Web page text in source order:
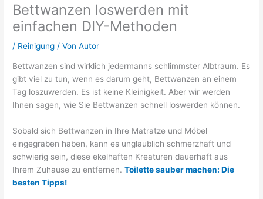
Bettwanzen loswerden mit
einfachen DIY-Methoden
/ Reinigung / VonAutor
Bettwanzen sind wirklich jedermanns schlimmster Albtraum. Es
gibt viel zu tun, wenn es darum geht, Bettwanzen an einem
Tag loszuwerden. Es ist keine Kleinigkeit. Aber wir werden
Ihnen sagen, wie Sie Bettwanzen schnell loswerden können.
Sobald sich Bettwanzen in Ihre Matratze und Möbel
eingegraben haben, kann es unglaublich schmerzhaft und
schwierig sein, diese ekelhaften Kreaturen dauerhaft aus
Ihrem Zuhause zu entfernen.Toilette sauber machen: Die
besten Tipps!